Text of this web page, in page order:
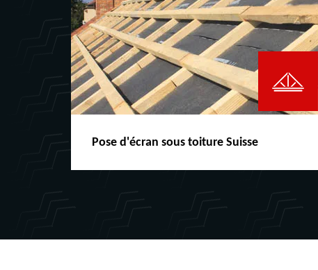
Pose d'écran sous toiture Suisse